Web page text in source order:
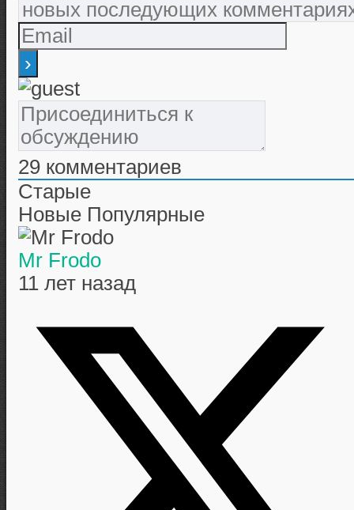
29 комментариев
Старые
Новые Популярные
Mr Frodo
11 лет назад